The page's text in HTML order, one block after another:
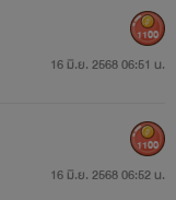
16 มิ.ย. 2568 06:51 น.
1100
16 มิ.ย. 2568 06:52 น.
1100